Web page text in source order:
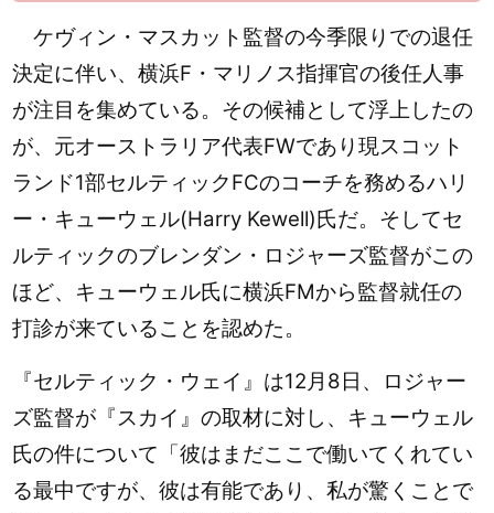
ケヴィン・マスカット監督の今季限りでの退任
決定に伴い、横浜F・マリノス指揮官の後任人事
が注目を集めている。その候補として浮上したの
が、元オーストラリア代表FWであり現スコット
ランド1部セルティックFCのコーチを務めるハリ
ー・キューウェル(Harry Kewell)氏だ。そしてセ
ルティックのブレンダン・ロジャーズ監督がこの
ほど、キューウェル氏に横浜FMから監督就任の
打診が来ていることを認めた。
『セルティック・ウェイ』は12月8日、ロジャー
ズ監督が『スカイ』の取材に対し、キューウェル
氏の件について「彼はまだここで働いてくれてい
る最中ですが、彼は有能であり、私が驚くことで